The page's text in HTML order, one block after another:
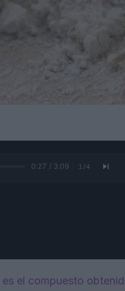
0:28 / 3:09 1 /4
es el compuesto